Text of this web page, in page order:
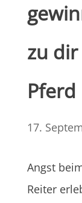
zu
Pferd
17.
Angst
Reiter